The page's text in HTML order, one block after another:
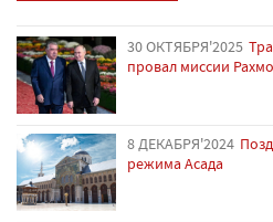
30 ОКТЯБРЯ'2025
провал миссии
8 ДЕКАБРЯ'2024
режима Асада